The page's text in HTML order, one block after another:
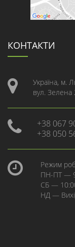
КОНТАКТИ
Україна, м.
вул. Зелена
+38 067
+38 050
Режим
ПН-ПТ —
СБ —
НД —